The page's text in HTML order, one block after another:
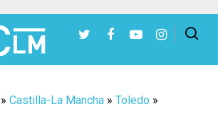
» Castilla-La Mancha » Toledo »